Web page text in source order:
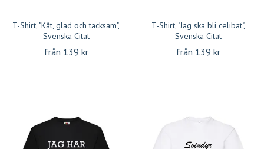
T-Shirt, "Kåt, glad och tacksam",
Svenska Citat
från 139 kr
T-Shirt, "Jag ska bli celibat",
Svenska Citat
från 139 kr